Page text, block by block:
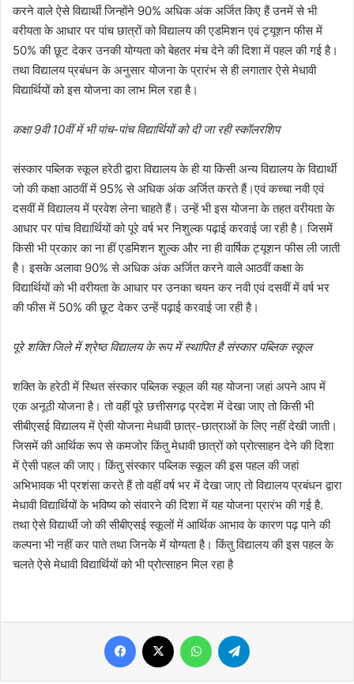
करने वाले ऐसे विद्यार्थी जिन्होंने 90% अधिक अंक अर्जित किए हैं उनमें से भी
वरीयता के आधार पर पांच छात्रों को विद्यालय की एडमिशन एवं ट्यूशन फीस में
50% की छूट देकर उनकी योग्यता को बेहतर मंच देने की दिशा में पहल की गई है।
तथा विद्यालय प्रबंधन के अनुसार योजना के प्रारंभ से ही लगातार ऐसे मेधावी
विद्यार्थियों को इस योजना का लाभ मिल रहा है।
कक्षा 9वी 10वीं में भी पांच-पांच विद्यार्थियों को दी जा रही स्कॉलरशिप
संस्कार पब्लिक स्कूल हरेठी द्वारा विद्यालय के ही या किसी अन्य विद्यालय के विद्यार्थी
जो की कक्षा आठवीं में 95% से अधिक अंक अर्जित करते हैं।एवं कच्चा नवी एवं
दसवीं में विद्यालय में प्रवेश लेना चाहते हैं। उन्हें भी इस योजना के तहत वरीयता के
आधार पर पांच विद्यार्थियों को पूरे वर्ष भर निशुल्क पढ़ाई करवाई जा रही है। जिसमें
किसी भी प्रकार का ना हीं एडमिशन शुल्क और ना ही वार्षिक ट्यूशन फीस ली जाती
है। इसके अलावा 90% से अधिक अंक अर्जित करने वाले आठवीं कक्षा के
विद्यार्थियों को भी वरीयता के आधार पर उनका चयन कर नवी एवं दसवीं में वर्ष भर
की फीस में 50% की छूट देकर उन्हें पढ़ाई करवाई जा रही है।
पूरे शक्ति जिले में श्रेष्ठ विद्यालय के रूप में स्थापित है संस्कार पब्लिक स्कूल
शक्ति के हरेठी में स्थित संस्कार पब्लिक स्कूल की यह योजना जहां अपने आप में
एक अनूठी योजना है। तो वहीं पूरे छत्तीसगढ़ प्रदेश में देखा जाए तो किसी भी
सीबीएसई विद्यालय में ऐसी योजना मेधावी छात्र-छात्राओं के लिए नहीं देखी जाती।
जिसमें की आर्थिक रूप से कमजोर किंतु मेधावी छात्रों को प्रोत्साहन देने की दिशा
में ऐसी पहल की जाए। किंतु संस्कार पब्लिक स्कूल की इस पहल की जहां
अभिभावक भी प्रशंसा करते हैं तो वहीं वर्ष भर में देखा जाए तो विद्यालय प्रबंधन द्वारा
मेधावी विद्यार्थियों के भविष्य को संवारने की दिशा में यह योजना प्रारंभ की गई है.
तथा ऐसे विद्यार्थी जो की सीबीएसई स्कूलों में आर्थिक आभाव के कारण पढ़ पाने की
कल्पना भी नहीं कर पाते तथा जिनके में योग्यता है। किंतु विद्यालय की इस पहल के
चलते ऐसे मेधावी विद्यार्थियों को भी प्रोत्साहन मिल रहा है
Facebook WhatsApp